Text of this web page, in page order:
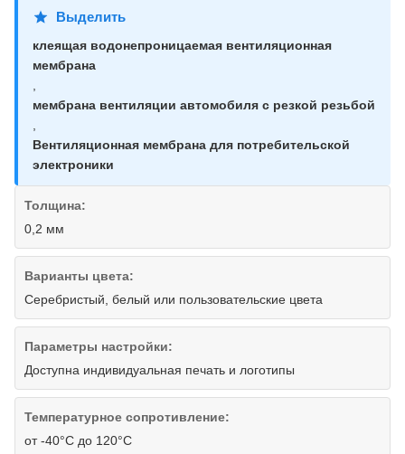
Выделить
клеящая водонепроницаемая вентиляционная
мембрана
мембрана вентиляции автомобиля с резкой резьбой
Вентиляционная мембрана для потребительской
электроники
Толщина:
0,2 мм
Варианты цвета:
Серебристый, белый или пользовательские цвета
Параметры настройки:
Доступна индивидуальная печать и логотипы
Температурное сопротивление:
от -40°С до 120°С